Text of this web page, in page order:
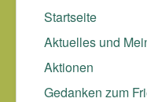
Links
Archiv
Startseite
Aktuelles und
Aktionen
Gedanken zum